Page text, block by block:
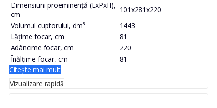
Dimensiuni proeminență (LxPxH),
cm
101x281x220
Volumul cuptorului, dm³
1443
Lățime focar, cm
81
Adâncime focar, cm
220
Înălțime focar, cm
81
Citește mai mult
Vizualizare rapidă